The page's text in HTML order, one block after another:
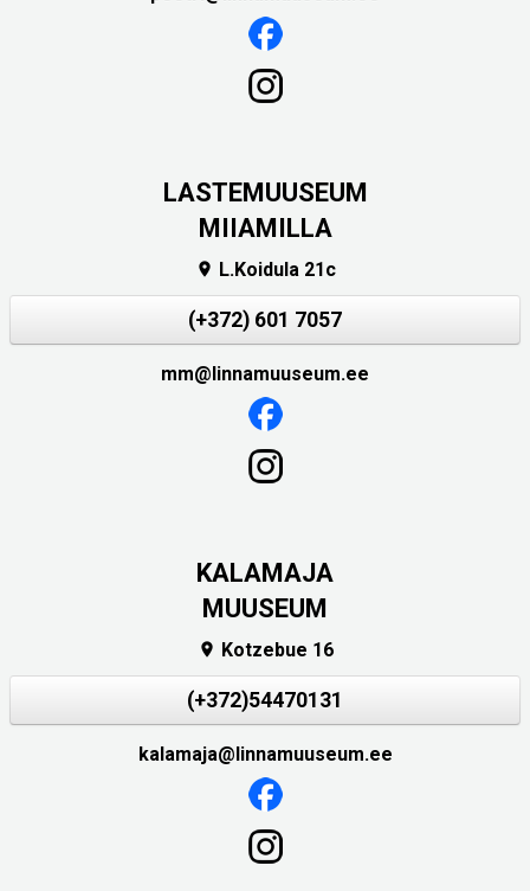
LASTEMUUSEUM
MIIAMILLA
 L.Koidula 21c
(+372) 601 7057
mm@linnamuuseum.ee
KALAMAJA
MUUSEUM
 Kotzebue 16
(+372)54470131
kalamaja@linnamuuseum.ee